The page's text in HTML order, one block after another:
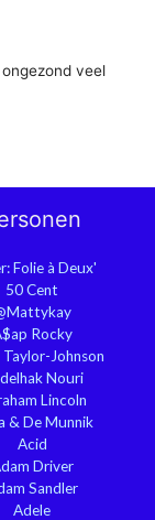
veel
Folie à Deux'
50 Cent
Rocky
Johnson
Nouri
Lincoln
& De Munnik
Acid
Driver
Sandler
Adele